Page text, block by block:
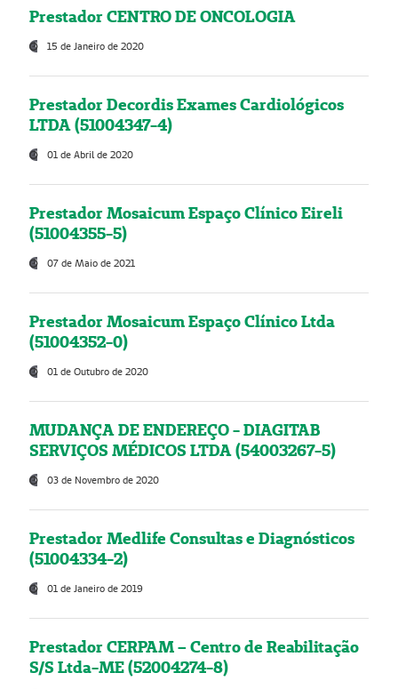
Prestador CENTRO DE ONCOLOGIA
15 de Janeiro de 2020
Prestador Decordis Exames Cardiológicos
LTDA (51004347-4)
01 de Abril de 2020
Prestador Mosaicum Espaço Clínico Eireli
(51004355-5)
07 de Maio de 2021
Prestador Mosaicum Espaço Clínico Ltda
(51004352-0)
01 de Outubro de 2020
MUDANÇA DE ENDEREÇO - DIAGITAB
SERVIÇOS MÉDICOS LTDA (54003267-5)
03 de Novembro de 2020
Prestador Medlife Consultas e Diagnósticos
(51004334-2)
01 de Janeiro de 2019
Prestador CERPAM – Centro de Reabilitação
S/S Ltda-ME (52004274-8)